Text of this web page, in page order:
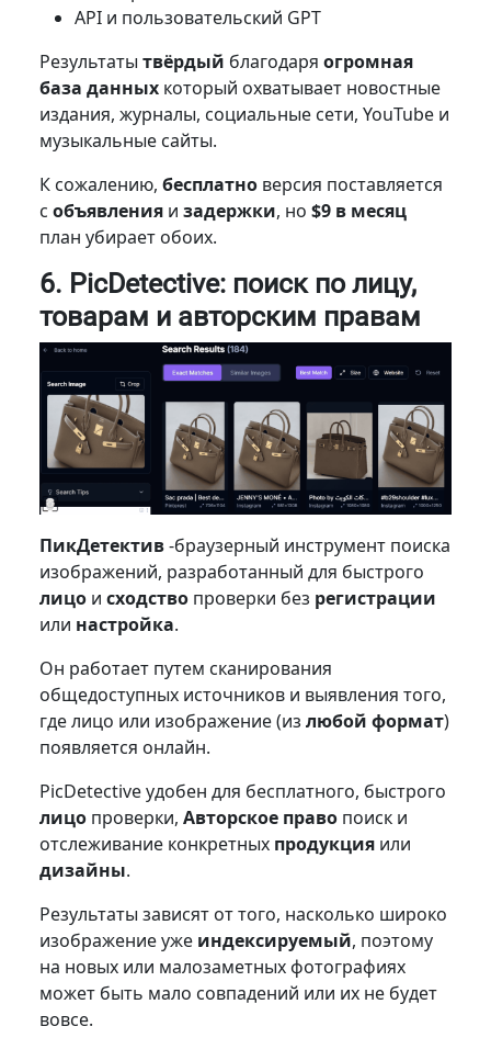
API и пользовательский GPT
Результаты твёрдый благодаря огромная
база данных который охватывает новостные
издания, журналы, социальные сети, YouTube и
музыкальные сайты.
К сожалению, бесплатно версия поставляется
с объявления и задержки, но $9 в месяц
план убирает обоих.
6. PicDetective: поиск по лицу,
товарам и авторским правам
ПикДетектив-браузерный инструмент поиска
изображений, разработанный для быстрого
лицо и сходство проверки без регистрации
или настройка.
Он работает путем сканирования
общедоступных источников и выявления того,
где лицо или изображение (из любой формат)
появляется онлайн.
PicDetective удобен для бесплатного, быстрого
лицо проверки, Авторское право поиск и
отслеживание конкретных продукция или
дизайны.
Результаты зависят от того, насколько широко
изображение уже индексируемый, поэтому
на новых или малозаметных фотографиях
может быть мало совпадений или их не будет
вовсе.